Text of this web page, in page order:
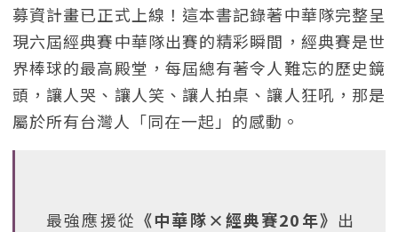
募資計畫已正式上線！這本書記錄著中華隊完整呈
現六屆經典賽中華隊出賽的精彩瞬間，經典賽是世
界棒球的最高殿堂，每屆總有著令人難忘的歷史鏡
頭，讓人哭、讓人笑、讓人拍桌、讓人狂吼，那是
屬於所有台灣人「同在一起」的感動。
最強應援從 《中華隊×經典賽20年》 出